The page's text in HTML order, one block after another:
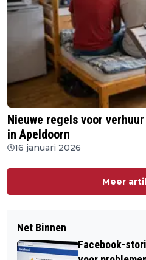
Nieuwe regels voor
in Apeldoorn
16 januari 2026
Meer
Net Binnen
Facebook-